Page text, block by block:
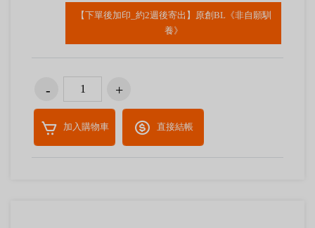
【下單後加印_約2週後寄出】原創BL《非自願馴
養》
加入購物車 直接結帳